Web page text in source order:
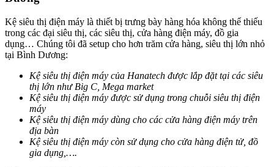
Kệ siêu thị điện máy là thiết bị trưng bày hàng hóa không thể thiếu
trong các đại siêu thị, các siêu thị, cửa hàng điện máy, đồ gia
dụng… Chúng tôi đã setup cho hơn trăm cửa hàng, siêu thị lớn nhỏ
tại Bình Dương:
Kệ siêu thị điện máy của Hanatech được lắp đặt tại các siêu
thị lớn như Big C, Mega market
Kệ siêu thị điện máy được sử dụng trong chuỗi siêu thị điện
máy
Kệ siêu thị điện máy dùng cho các cửa hàng điện máy trên
địa bàn
Kệ siêu thị điện máy còn sử dụng cho cửa hàng điện tử, đồ
gia dụng,….